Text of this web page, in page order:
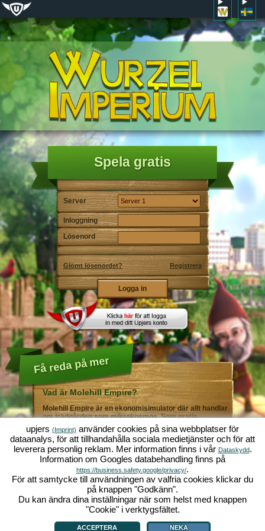
Spela gratis
Server
Inloggning
Lösenord
Glömt lösenordet? Registrera
Få reda på mer
Vad är Molehill Empire?
Molehill Empire är en ekonomisimulator där allt handlar
om trädgården som mikrokosmos. Som gratis
webbläsarspel fungerar det i din webbläsare - helt utan
ytterligare nedladdningar eller programinstallationer! I
rollen som trädgårdsmästare skapar du ditt eget gröna
paradis. Plantera! Vattna! Skörda! Du väljer mellan alla
möjliga olika grönsaker och frukter: tomater och
jordgubbar - eller kanske hellre morötter och sallad?
Gurka och broccoli? Äsch - varför inte fylla ditt
trädgårdsland med lite av varje!? Besök städerna
Grönadal och Metropola för att handla med andra
spelare. Köp nya, spännande grödor och ge livet i
örtagården en extra krydda med exklusiva
trädgårdsdekorationer. Uppfyll dina kunders önskemål
och var alltid mån om god grannsämja, så att inte din
Vad är Molehill Empire?|Bakgrund|Funktioner| Spelregler
Hantera Cookies
upjers (Imprint) använder cookies på sina webbplatser för
dataanalys, för att tillhandahålla sociala medietjänster och för att
leverera personlig reklam. Mer information finns i vår Dataskydd.
Information om Googles databehandling finns på
https://business.safety.google/privacy/.
För att samtycke till användningen av valfria cookies klickar du
på knappen "Godkänn".
Du kan ändra dina inställningar när som helst med knappen
"Cookie" i verktygsfältet.
ACCEPTERA NEKA